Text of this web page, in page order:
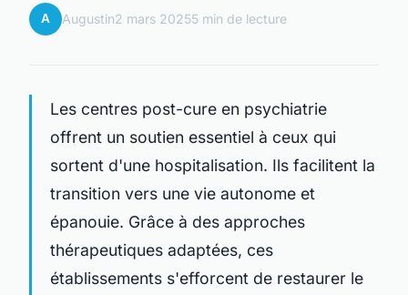
A Augustin2 mars 20255 min de lecture
Les centres post-cure en psychiatrie
offrent un soutien essentiel à ceux qui
sortent d'une hospitalisation. Ils facilitent la
transition vers une vie autonome et
épanouie. Grâce à des approches
thérapeutiques adaptées, ces
établissements s'efforcent de restaurer le